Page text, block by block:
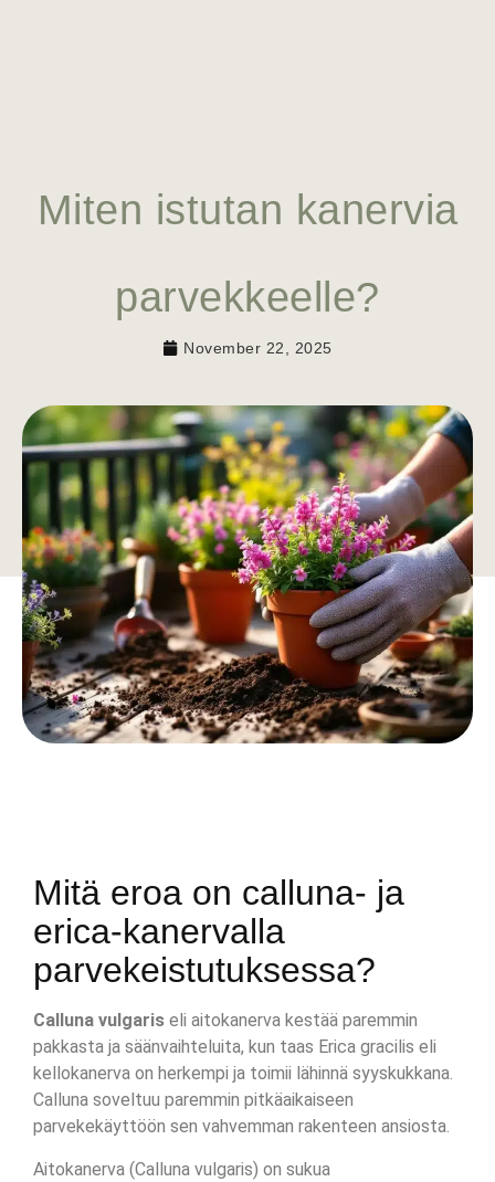
Miten istutan kanervia
parvekkeelle?
November 22, 2025
Mitä eroa on calluna- ja
erica-kanervalla
parvekeistutuksessa?
Calluna vulgaris eli aitokanerva kestää paremmin
pakkasta ja säänvaihteluita, kun taas Erica gracilis eli
kellokanerva on herkempi ja toimii lähinnä syyskukkana.
Calluna soveltuu paremmin pitkäaikaiseen
parvekekäyttöön sen vahvemman rakenteen ansiosta.
Aitokanerva (Calluna vulgaris) on sukua